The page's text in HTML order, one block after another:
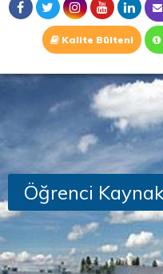
Kalite Bülteni
Öğrenci